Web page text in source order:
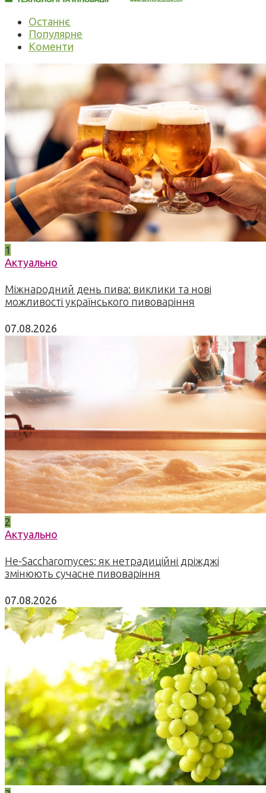
Останнє
Популярне
Коменти
1
Актуально
Міжнародний день пива: виклики та нові
можливості українського пивоваріння
07.08.2026
2
Актуально
Не-Saccharomyces: як нетрадиційні дріжджі
змінюють сучасне пивоваріння
07.08.2026